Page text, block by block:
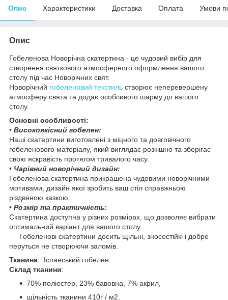
Опис Характеристики Доставка Оплата Умови
Опис
Гобеленова Новорічна скатертина - це чудовий вибір для
створення святкового атмосферного оформлення вашого
столу під час Новорічних свят.
Новорічний гобеленовий текстиль створює неперевершену
атмосферу свята та додає особливого шарму до вашого
столу.
Основні особливості:
• Високоякісний гобелен:
Наші скатертини виготовлені з міцного та довговічного
гобеленового матеріалу, який виглядає розкішно та зберігає
свою яскравість протягом тривалого часу.
• Чарівний новорічний дизайн:
Гобеленова скатертина прикрашена чудовими новорічними
мотивами, дизайн якої зробить ваш стіл справжньою
різдвяною казкою.
• Розмір та практичність:
Скатертина доступна у різних розмірах, що дозволяє вибрати
оптимальний варіант для вашого столу.
Гобеленові скатертини досить щільні, зносостійкі і добре
перуться не створюючи заломів.
Тканина : Іспанський гобелен
Склад тканини:
70% поліестер, 23% бавовна, 7% акрил,
щільність тканини 410г / м2.